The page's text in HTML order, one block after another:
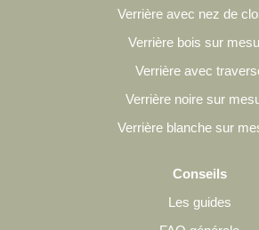
Verrière avec nez de
Verrière bois sur
Verrière avec
Verrière noire sur
Verrière blanche sur
Conseils
Les guides